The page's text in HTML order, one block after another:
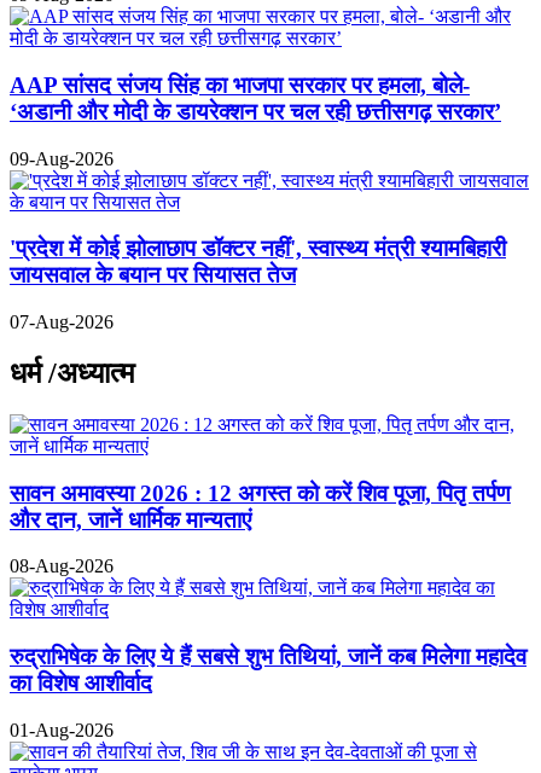
AAP सांसद संजय सिंह का भाजपा सरकार पर हमला, बोले-
‘अडानी और मोदी के डायरेक्शन पर चल रही छत्तीसगढ़ सरकार’
09-Aug-2026
'प्रदेश में कोई झोलाछाप डॉक्टर नहीं', स्वास्थ्य मंत्री श्यामबिहारी
जायसवाल के बयान पर सियासत तेज
07-Aug-2026
धर्म /अध्यात्म
सावन अमावस्या 2026 : 12 अगस्त को करें शिव पूजा, पितृ तर्पण
और दान, जानें धार्मिक मान्यताएं
08-Aug-2026
रुद्राभिषेक के लिए ये हैं सबसे शुभ तिथियां, जानें कब मिलेगा महादेव
का विशेष आशीर्वाद
01-Aug-2026